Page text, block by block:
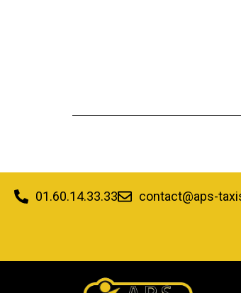
01.60.14.33.33 contact@aps-